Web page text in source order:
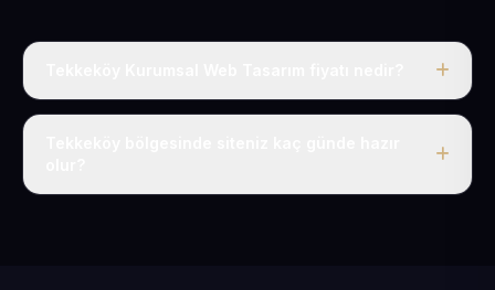
Tek fiyat uygulanır: yıllık 50 USD + KDV. Bu bedele alan